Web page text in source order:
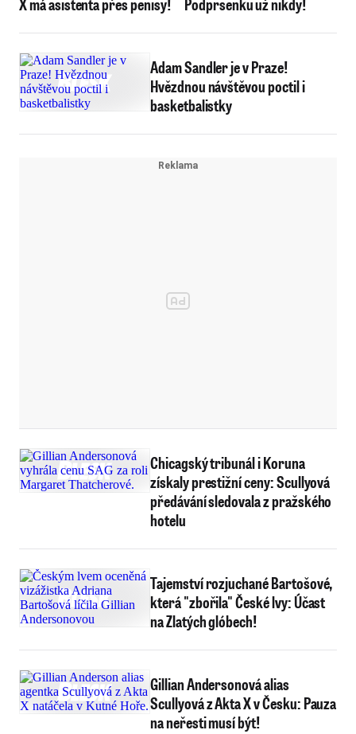
Adam Sandler je v Praze!
Hvězdnou návštěvou poctil i
basketbalistky
Chicagský tribunál i Koruna
získaly prestižní ceny: Scullyová
předávání sledovala z pražského
hotelu
Tajemství rozjuchané Bartošové,
která "zbořila" České lvy: Účast
na Zlatých glóbech!
Gillian Andersonová alias
Scullyová z Akta X v Česku: Pauza
na neřesti musí být!